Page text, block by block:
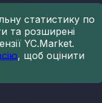
статистику по
та розширені
YC.Market.
, щоб оцінити
інших скляних
виробів
і плит